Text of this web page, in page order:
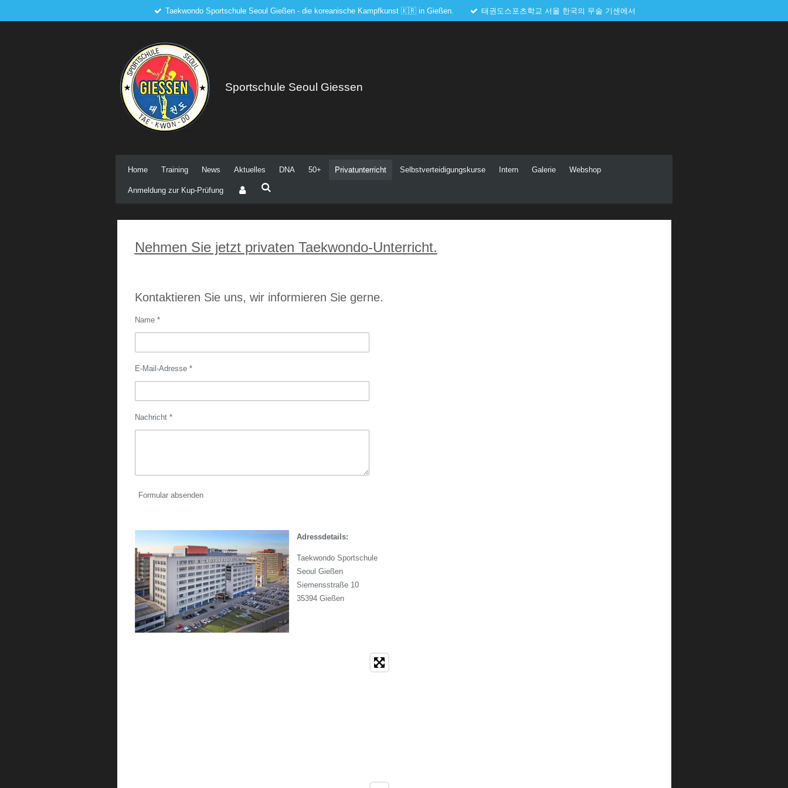
Taekwondo Sportschule Seoul Gießen - die koreanische Kampfkunst 🇰🇷 in Gießen. 태권도스포츠학교 서울 한국의 무술 기센에서
Sportschule Seoul Giessen
Home Training News Aktuelles DNA 50+ Privatunterricht Selbstverteidigungskurse Intern Galerie Webshop
Anmeldung zur Kup-Prüfung
Nehmen Sie jetzt privaten Taekwondo-Unterricht.
Kontaktieren Sie uns, wir informieren Sie gerne.
Name *
E-Mail-Adresse *
Nachricht *
Formular absenden
Adressdetails:
Taekwondo Sportschule
Seoul Gießen
Siemensstraße 10
35394 Gießen